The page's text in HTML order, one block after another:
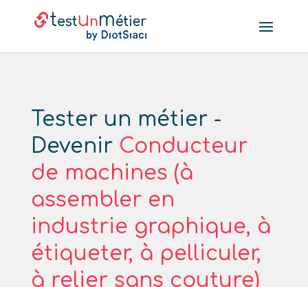
Tester un métier -
Devenir Conducteur
de machines (à
assembler en
industrie graphique, à
étiqueter, à pelliculer,
à relier sans couture)